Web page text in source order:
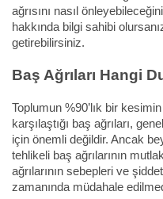
ağrısını nasıl
hakkında bilgi sahibi
getirebilirsiniz.
Baş Ağrıları Hangi
Toplumun %90’lık bir
karşılaştığı baş ağrıları,
için önemli değildir. Ancak
tehlikeli baş ağrılarının
ağrılarının sebepleri ve
zamanında müdahale